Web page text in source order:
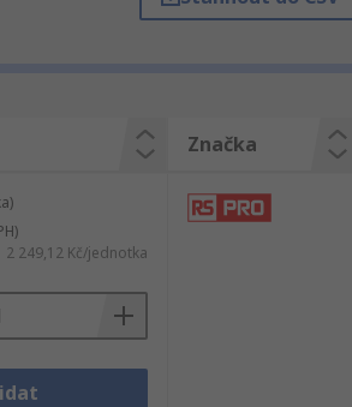
Značka
2 249,12 Kč/jednotka